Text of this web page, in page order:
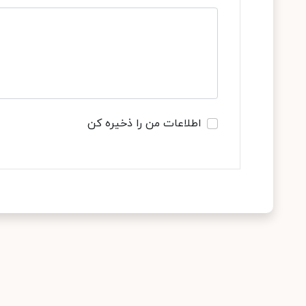
اطلاعات من را ذخیره کن